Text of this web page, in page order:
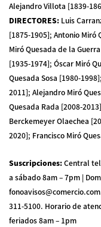
Alejandro Villota [1839-
DIRECTORES: Luis
[1875-1905]; Antonio Miró
Miró Quesada de la
[1935-1974]; Óscar Miró
Quesada Sosa [1980-
2011]; Alejandro Miró
Quesada Rada [2008-
Berckemeyer Olaechea
2020]; Francisco Miró
Suscripciones:Central
a sábado 8am – 7pm |
311-5100. Horario de
feriados 8am – 1pm